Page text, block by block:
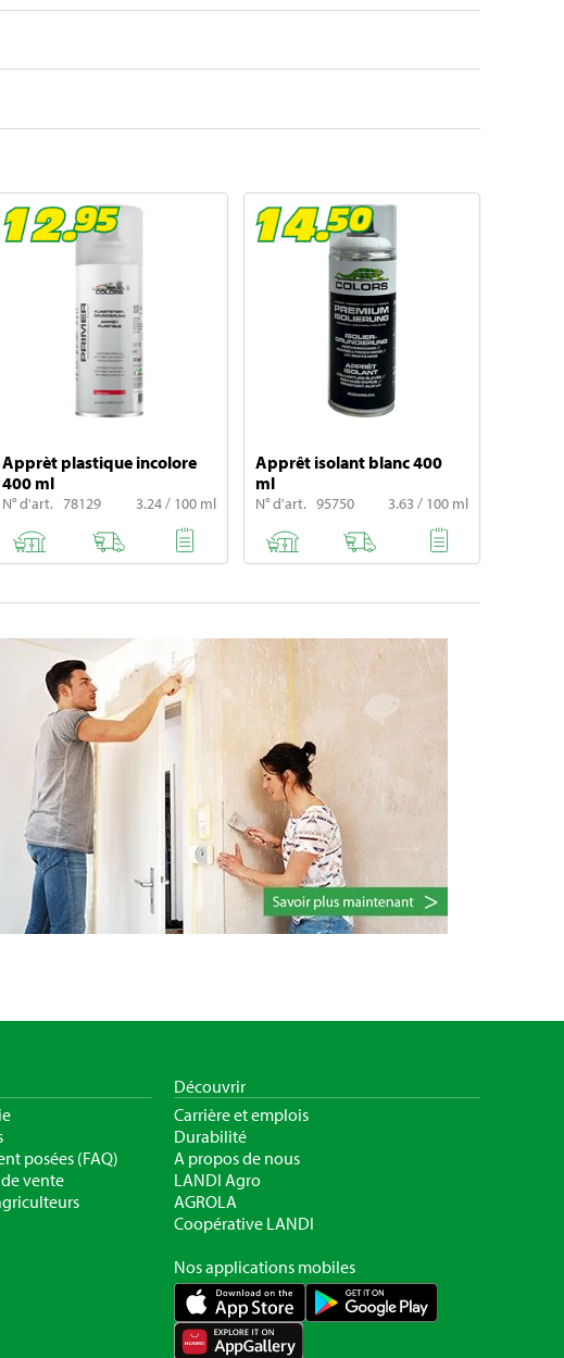
Apprèt plastique incolore
400 ml
N° d'art. 78129 3.24 / 100 ml
Apprêt isolant blanc 400
ml
N° d'art. 95750 3.63 / 100 ml
posées (FAQ)
vente
Découvrir
Carrière et emplois
Durabilité
A propos de nous
LANDI Agro
AGROLA
Coopérative LANDI
Nos applications mobiles